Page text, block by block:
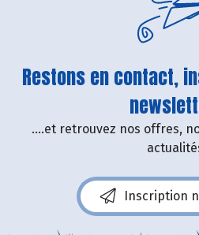
Restons en contact,
....et retrouvez nos offres,
Inscription